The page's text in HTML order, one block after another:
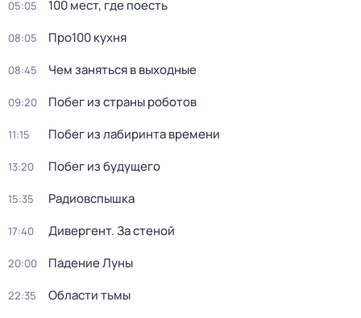
05:05 100 мест, где поесть
08:05 Про100 кухня
08:45 Чем заняться в выходные
09:20 Побег из страны роботов
11:15 Пoбег из лабиринтa времени
13:20 Побег из будущего
15:35 Радиовспышка
17:40 Дивергент. За стеной
20:00 Падение Луны
22:35 Области тьмы